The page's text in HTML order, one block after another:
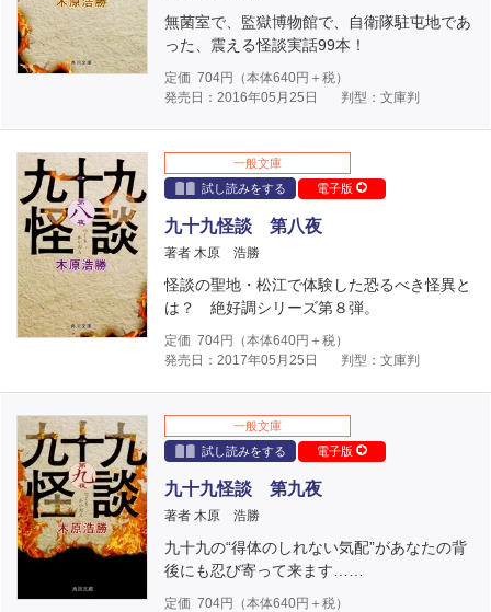
無菌室で、監獄博物館で、自衛隊駐屯地であ
った、震える怪談実話99本！
定価 704円（本体640円＋税）
発売日：2016年05月25日
判型：文庫判
一般文庫
試し読みをする
電子版
九十九怪談 第八夜
著者 木原 浩勝
怪談の聖地・松江で体験した恐るべき怪異と
は？ 絶好調シリーズ第８弾。
定価 704円（本体640円＋税）
発売日：2017年05月25日
判型：文庫判
一般文庫
試し読みをする
電子版
九十九怪談 第九夜
著者 木原 浩勝
九十九の“得体のしれない気配”があなたの背
後にも忍び寄って来ます……
定価 704円（本体640円＋税）